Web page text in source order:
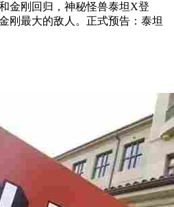
金刚回归，神秘怪兽泰坦X登
刚最大的敌人。正式预告：泰坦